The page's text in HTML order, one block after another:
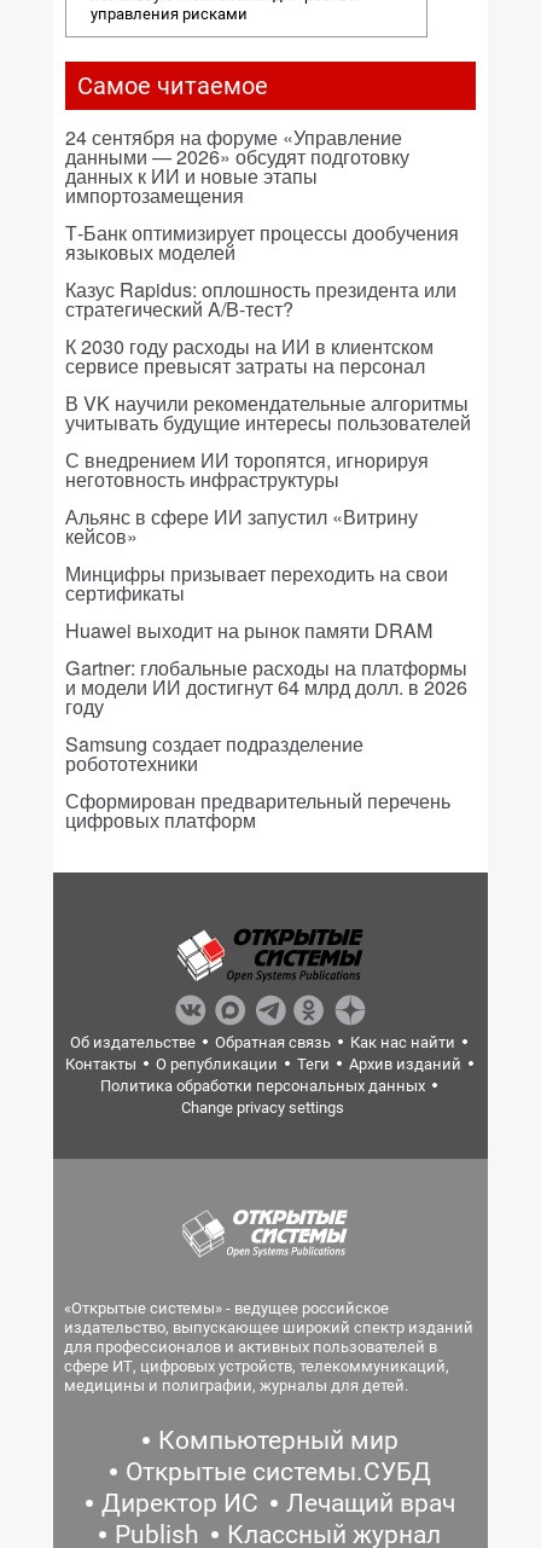
управления рисками
Самое читаемое
24 сентября на форуме «Управление
данными — 2026» обсудят подготовку
данных к ИИ и новые этапы
импортозамещения
Т-Банк оптимизирует процессы дообучения
языковых моделей
Казус Rapidus: оплошность президента или
стратегический A/B-тест?
К 2030 году расходы на ИИ в клиентском
сервисе превысят затраты на персонал
В VK научили рекомендательные алгоритмы
учитывать будущие интересы пользователей
С внедрением ИИ торопятся, игнорируя
неготовность инфраструктуры
Альянс в сфере ИИ запустил «Витрину
кейсов»
Минцифры призывает переходить на свои
сертификаты
Huawei выходит на рынок памяти DRAM
Gartner: глобальные расходы на платформы
и модели ИИ достигнут 64 млрд долл. в 2026
году
Samsung создает подразделение
робототехники
Сформирован предварительный перечень
цифровых платформ
Об издательстве Обратная связь
Как нас найти
Контакты
О републикации Теги
Архив изданий
Политика обработки персональных данных
Change privacy settings
«Открытые системы» - ведущее российское
издательство, выпускающее широкий спектр изданий
для профессионалов и активных пользователей в
сфере ИТ, цифровых устройств, телекоммуникаций,
медицины и полиграфии, журналы для детей.
Компьютерный мир
Открытые системы.СУБД
Директор ИС
Лечащий врач
Publish
Классный журнал